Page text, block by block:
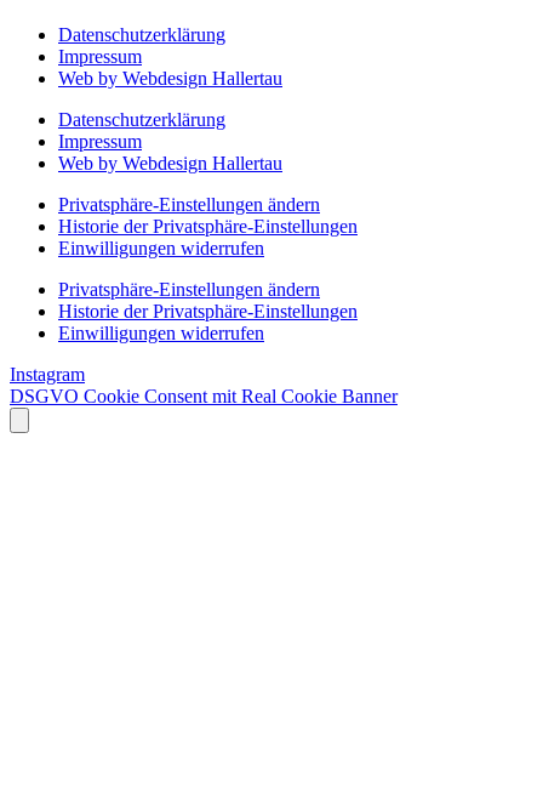
Datenschutzerklärung
Impressum
Web by Webdesign Hallertau
Datenschutzerklärung
Impressum
Web by Webdesign Hallertau
Privatsphäre-Einstellungen ändern
Historie der Privatsphäre-Einstellungen
Einwilligungen widerrufen
Privatsphäre-Einstellungen ändern
Historie der Privatsphäre-Einstellungen
Einwilligungen widerrufen
Instagram
DSGVO Cookie Consent mit Real Cookie Banner